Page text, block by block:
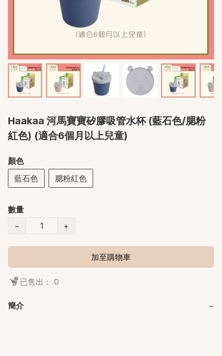
Haakaa 河馬寶寶矽膠吸管水杯 (藍石色/腮粉
紅色) (適合6個月以上兒童)
顏色
藍石色
腮粉紅色
數量
−
+
加至購物車
已售出： 0
簡介 −